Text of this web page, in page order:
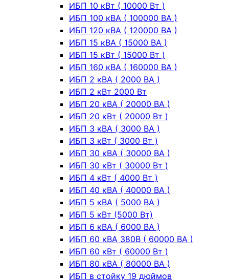
ИБП 10 кВт ( 10000 Вт )
ИБП 100 кВА ( 100000 ВА )
ИБП 120 кВА ( 120000 ВА )
ИБП 15 кВА ( 15000 ВА )
ИБП 15 кВт ( 15000 Вт )
ИБП 160 кВА ( 160000 ВА )
ИБП 2 кВА ( 2000 ВА )
ИБП 2 кВт 2000 Вт
ИБП 20 кВА ( 20000 ВА )
ИБП 20 кВт ( 20000 Вт )
ИБП 3 кВА ( 3000 ВА )
ИБП 3 кВт ( 3000 Вт )
ИБП 30 кВА ( 30000 ВА )
ИБП 30 кВт ( 30000 Вт )
ИБП 4 кВт ( 4000 Вт )
ИБП 40 кВА ( 40000 ВА )
ИБП 5 кВА ( 5000 ВА )
ИБП 5 кВт (5000 Вт)
ИБП 6 кВА ( 6000 ВА )
ИБП 60 кВА 380В ( 60000 ВА )
ИБП 60 кВт ( 60000 Вт )
ИБП 80 кВА ( 80000 ВА )
ИБП в стойку 19 дюймов